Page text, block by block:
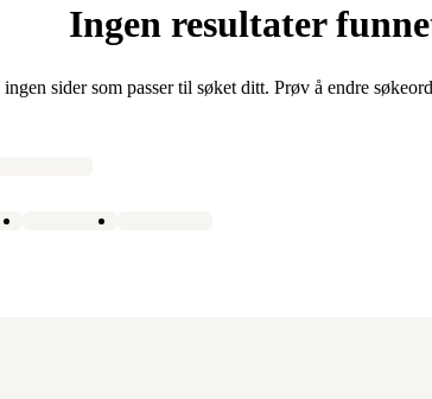
Ingen resultater
sider som passer til søket ditt. Prøv å endre